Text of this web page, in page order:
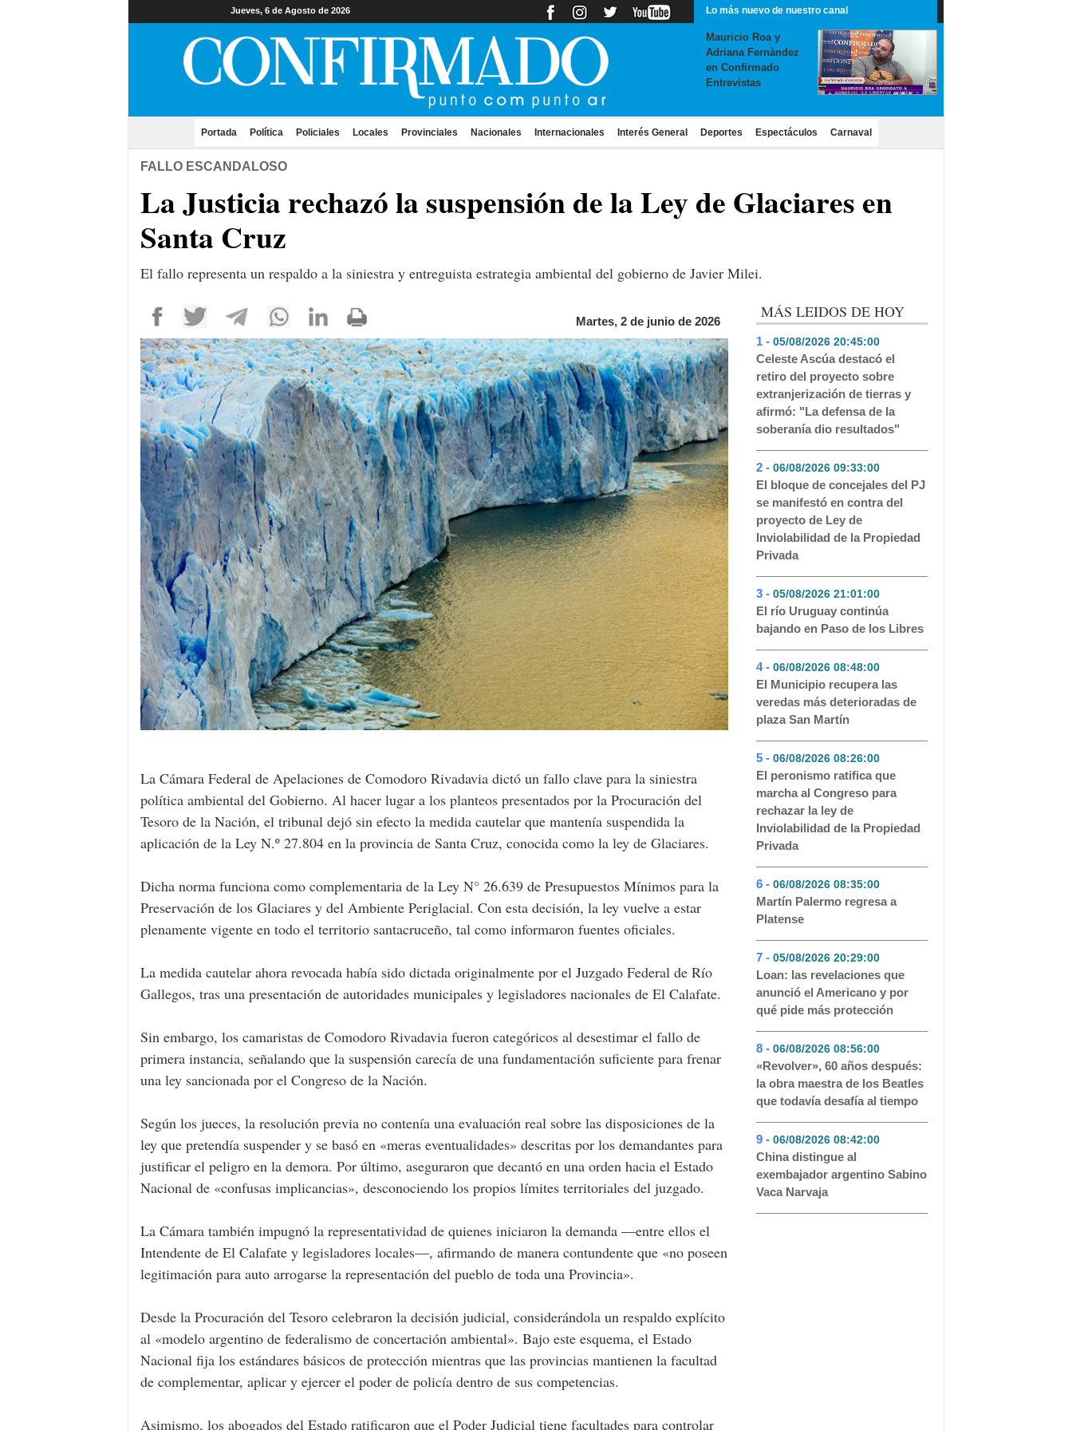
Jueves, 6 de Agosto de 2026 Lo más nuevo de nuestro canal
Mauricio Roa y
Adriana Fernàndez
en Confirmado
Entrevistas
Portada(current)
Política Policiales Locales Provinciales Nacionales Internacionales Interés General Deportes Espectáculos Carnaval
FALLO ESCANDALOSO
La Justicia rechazó la suspensión de la Ley de Glaciares en
Santa Cruz
El fallo representa un respaldo a la siniestra y entreguista estrategia ambiental del gobierno de Javier Milei.
Martes, 2 de junio de 2026
La Cámara Federal de Apelaciones de Comodoro Rivadavia dictó un fallo clave para la siniestra
política ambiental del Gobierno. Al hacer lugar a los planteos presentados por la Procuración del
Tesoro de la Nación, el tribunal dejó sin efecto la medida cautelar que mantenía suspendida la
aplicación de la Ley N.º 27.804 en la provincia de Santa Cruz, conocida como la ley de Glaciares.
Dicha norma funciona como complementaria de la Ley N° 26.639 de Presupuestos Mínimos para la
Preservación de los Glaciares y del Ambiente Periglacial. Con esta decisión, la ley vuelve a estar
plenamente vigente en todo el territorio santacruceño, tal como informaron fuentes oficiales.
La medida cautelar ahora revocada había sido dictada originalmente por el Juzgado Federal de Río
Gallegos, tras una presentación de autoridades municipales y legisladores nacionales de El Calafate.
Sin embargo, los camaristas de Comodoro Rivadavia fueron categóricos al desestimar el fallo de
primera instancia, señalando que la suspensión carecía de una fundamentación suficiente para frenar
una ley sancionada por el Congreso de la Nación.
Según los jueces, la resolución previa no contenía una evaluación real sobre las disposiciones de la
ley que pretendía suspender y se basó en «meras eventualidades» descritas por los demandantes para
justificar el peligro en la demora. Por último, aseguraron que decantó en una orden hacia el Estado
Nacional de «confusas implicancias», desconociendo los propios límites territoriales del juzgado.
La Cámara también impugnó la representatividad de quienes iniciaron la demanda —entre ellos el
Intendente de El Calafate y legisladores locales—, afirmando de manera contundente que «no poseen
legitimación para auto arrogarse la representación del pueblo de toda una Provincia».
Desde la Procuración del Tesoro celebraron la decisión judicial, considerándola un respaldo explícito
al «modelo argentino de federalismo de concertación ambiental». Bajo este esquema, el Estado
Nacional fija los estándares básicos de protección mientras que las provincias mantienen la facultad
de complementar, aplicar y ejercer el poder de policía dentro de sus competencias.
Asimismo, los abogados del Estado ratificaron que el Poder Judicial tiene facultades para controlar
MÁS LEIDOS DE HOY
1 - 05/08/2026 20:45:00- 374
Celeste Ascúa destacó el
retiro del proyecto sobre
extranjerización de tierras y
afirmó: "La defensa de la
soberanía dio resultados"
2 - 06/08/2026 09:33:00- 196
El bloque de concejales del PJ
se manifestó en contra del
proyecto de Ley de
Inviolabilidad de la Propiedad
Privada
3 - 05/08/2026 21:01:00- 147
El río Uruguay continúa
bajando en Paso de los Libres
4 - 06/08/2026 08:48:00- 120
El Municipio recupera las
veredas más deterioradas de
plaza San Martín
5 - 06/08/2026 08:26:00- 73
El peronismo ratifica que
marcha al Congreso para
rechazar la ley de
Inviolabilidad de la Propiedad
Privada
6 - 06/08/2026 08:35:00- 51
Martín Palermo regresa a
Platense
7 - 05/08/2026 20:29:00- 45
Loan: las revelaciones que
anunció el Americano y por
qué pide más protección
8 - 06/08/2026 08:56:00- 44
«Revolver», 60 años después:
la obra maestra de los Beatles
que todavía desafía al tiempo
9 - 06/08/2026 08:42:00- 43
China distingue al
exembajador argentino Sabino
Vaca Narvaja